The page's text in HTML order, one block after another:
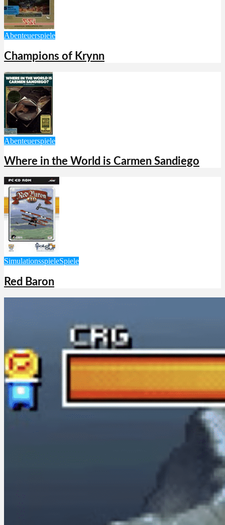
Abenteuerspiele
Champions of Krynn
Abenteuerspiele
Where in the World is Carmen Sandiego
SimulationsspieleSpiele
Red Baron